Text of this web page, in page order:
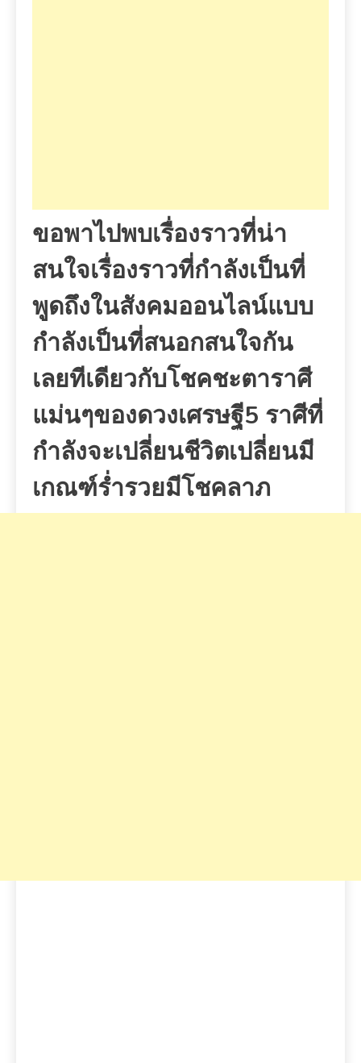
ขอพาไปพบเรื่องราวที่น่า
สนใจเรื่องราวที่กำลังเป็นที่
พูดถึงในสังคมออนไลน์แบบ
กำลังเป็นที่สนอกสนใจกัน
เลยทีเดียวกับโชคชะตาราศี
แม่นๆของดวงเศรษฐี5 ราศีที่
กำลังจะเปลี่ยนชีวิตเปลี่ยนมี
เกณฑ์ร่ำรวยมีโชคลาภ